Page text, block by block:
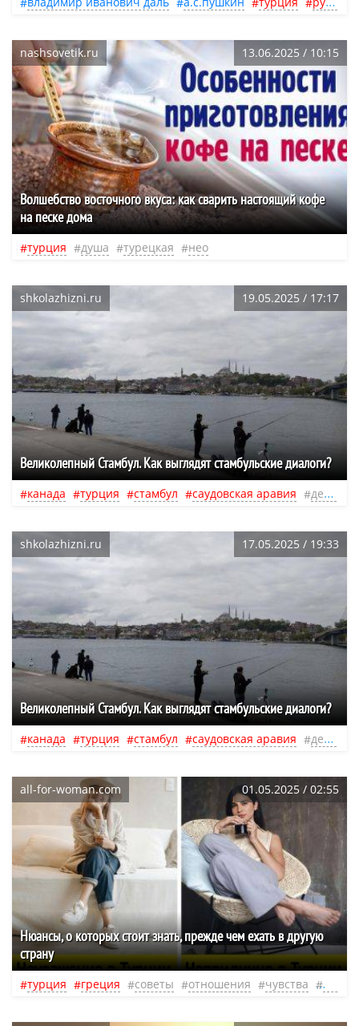
nashsovetik.ru 13.06.2025 / 10:15
Волшебство восточного вкуса: как сварить настоящий кофе
на песке дома
турция душа турецкая нео
shkolazhizni.ru 19.05.2025 / 17:17
Великолепный Стамбул. Как выглядят стамбульские диалоги?
канада турция стамбул саудовская аравия дети
shkolazhizni.ru 17.05.2025 / 19:33
Великолепный Стамбул. Как выглядят стамбульские диалоги?
канада турция стамбул саудовская аравия дети
all-for-woman.com 01.05.2025 / 02:55
Нюансы, о которых стоит знать, прежде чем ехать в другую
страну
турция греция советы отношения чувства